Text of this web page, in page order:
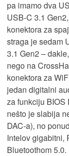
pa imamo dva
USB-C 3.1
konektora za
straga je sedam
3.1 Gen2 –
nego na
konektora za
jedan digitalni
za funkciju BIOS
nešto je slabija
DAC-a), no
Intelov gigabitni,
Bluetoothom 5.0.